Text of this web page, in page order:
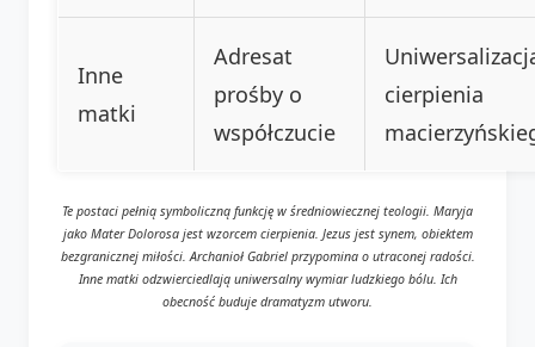
Inne
matki
Adresat
prośby o
współczucie
cierpienia
Te postaci pełnią symboliczną funkcję w średniowiecznej teologii. Maryja
jako Mater Dolorosa jest wzorcem cierpienia. Jezus jest synem, obiektem
bezgranicznej miłości. Archanioł Gabriel przypomina o utraconej radości.
Inne matki odzwierciedlają uniwersalny wymiar ludzkiego bólu. Ich
obecność buduje dramatyzm utworu.